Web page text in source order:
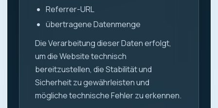
Referrer-URL
übertragene Datenmenge
Die Verarbeitung dieser Daten erfolgt,
um die Website technisch
bereitzustellen, die Stabilität und
Sicherheit zu gewährleisten und
mögliche technische Fehler zu erkennen.